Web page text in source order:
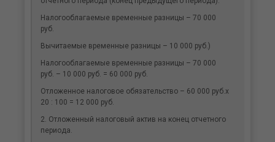
Налогооблагаемые временные разницы – 70 000
руб.
Вычитаемые временные разницы – 10 000 руб.)
Налогооблагаемые временные разницы – 70 000
руб. – 10 000 руб. = 60 000 руб.
Отложенное налоговое обязательство – 60 000 руб.x
20 : 100 = 12 000 руб.
2. Отложенный налоговый актив на конец отчетного
периода.